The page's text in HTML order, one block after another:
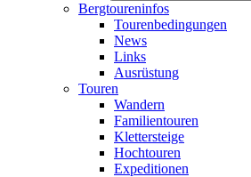
Bergtoureninfos
Tourenbedingungen
News
Links
Ausrüstung
Touren
Wandern
Familientouren
Klettersteige
Hochtouren
Expeditionen